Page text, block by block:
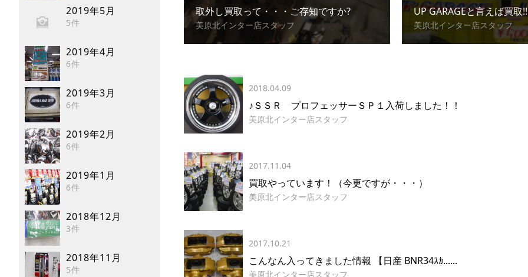
2019年5月
5件
2019年4月
6件
2019年3月
6件
2019年2月
6件
2019年1月
6件
2018年12月
3件
2018年11月
5件
取外し買取って・・・ご存知ですか?
美原北インター店スタッフ
UP GARAGEと言えば買取!!
美原北インター店スタッフ
2018.04.09
♪ＳＳＲ プロフェッサーＳＰ１入荷しました！！
美原北インター店スタッフ
2017.11.04
買取やっています！（今更ですが・・・）
美原北インター店スタッフ
2017.10.21
こんなん入ってきました情報 【日産 BNR34ｽｶ......
美原北インター店スタッフ